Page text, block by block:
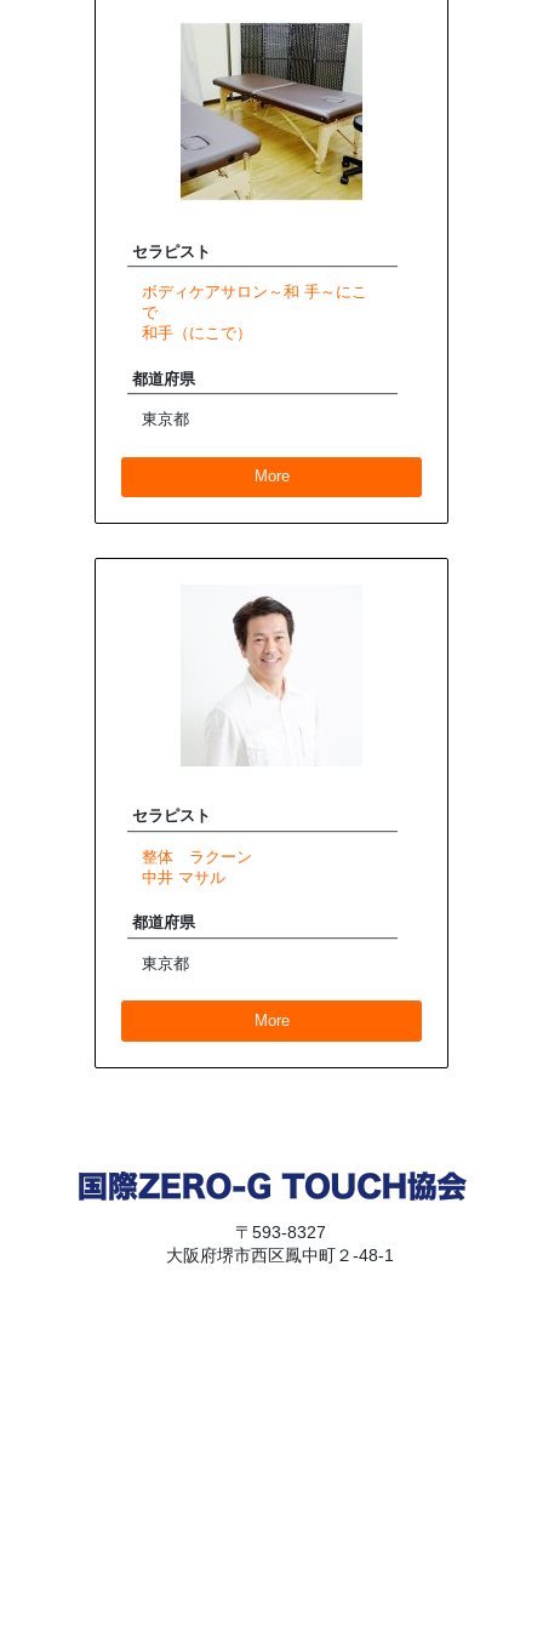
セラピスト
ボディケアサロン～和 手～にこ
で
和手（にこで）
都道府県
東京都
More
セラピスト
整体 ラクーン
中井 マサル
都道府県
東京都
More
〒593-8327
大阪府堺市西区鳳中町２-48-1